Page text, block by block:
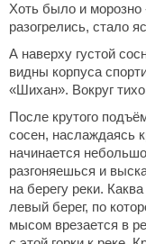
Хоть было и
разогрелись, стало
А наверху густой
видны корпуса
«Шихан». Вокруг
После крутого
сосен, наслаждаясь
начинается
разгоняешься и
на берегу реки.
левый берег, по
мысом врезается в